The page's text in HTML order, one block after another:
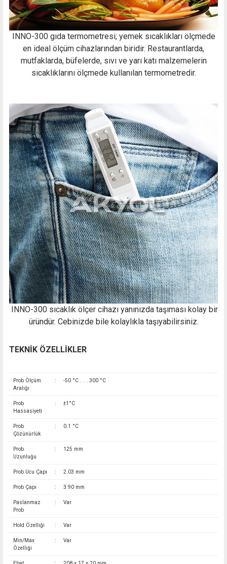
INNO-300 gıda termometresi; yemek sıcaklıkları ölçmede
en ideal ölçüm cihazlarından biridir. Restaurantlarda,
mutfaklarda, büfelerde, sıvı ve yarı katı malzemelerin
sıcaklıklarını ölçmede kullanılan termometredir.
INNO-300 sıcaklık ölçer cihazı yanınızda taşıması kolay bir
üründür. Cebinizde bile kolaylıkla taşıyabilirsiniz.
TEKNİK ÖZELLİKLER
Prob Ölçüm
Aralığı
: -50 °C . . . 300 °C
Prob
Hassasiyeti
: ±1°C
Prob
Çözünürlük
: 0.1 °C
Prob
Uzunluğu
: 125 mm
Prob Ucu Çapı : 2.03 mm
Prob Çapı : 3.90 mm
Paslanmaz
Prob
: Var
Hold Özelliği : Var
Min/Max
Özelliği
: Var